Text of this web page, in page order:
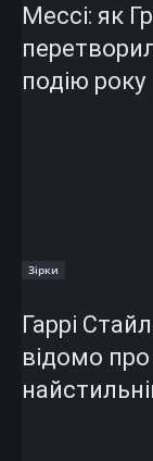
Мессі: як
подію року
Зірки
Гаррі
відомо